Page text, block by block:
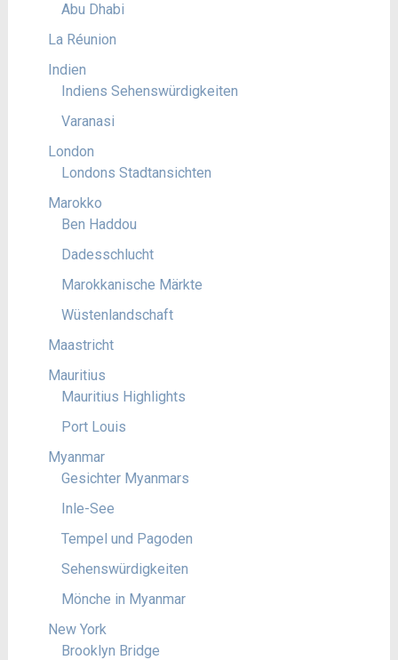
Abu Dhabi
La Réunion
Indien
Indiens Sehenswürdigkeiten
Varanasi
London
Londons Stadtansichten
Marokko
Ben Haddou
Dadesschlucht
Marokkanische Märkte
Wüstenlandschaft
Maastricht
Mauritius
Mauritius Highlights
Port Louis
Myanmar
Gesichter Myanmars
Inle-See
Tempel und Pagoden
Sehenswürdigkeiten
Mönche in Myanmar
New York
Brooklyn Bridge